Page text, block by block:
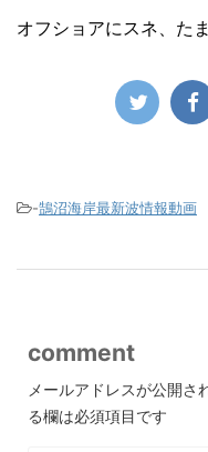
オフショアにスネ、た
-鵠沼海岸最新波情報動画
comment
メールアドレスが公開さ
る欄は必須項目です